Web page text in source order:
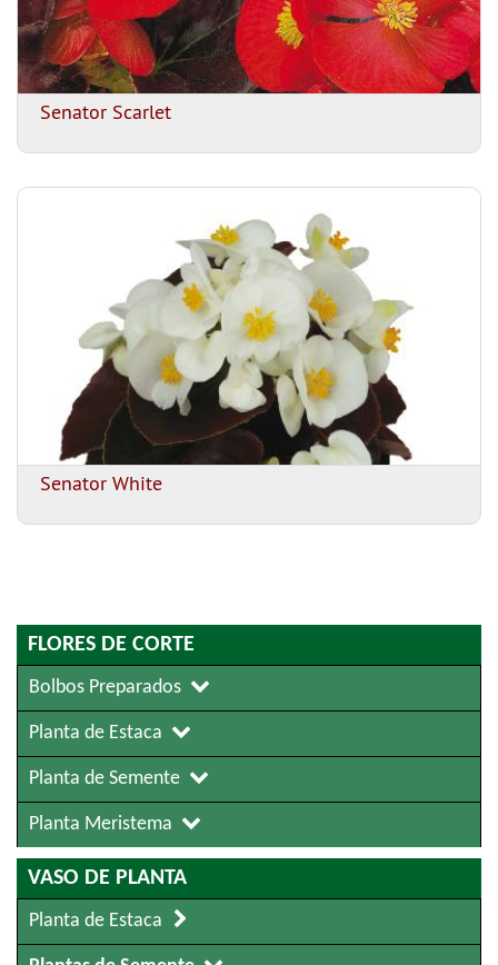
FLORES DE CORTE
Bolbos Preparados
Planta de Estaca
Planta de Semente
Planta Meristema
VASO DE PLANTA
Planta de Estaca
Senator Scarlet
Senator White